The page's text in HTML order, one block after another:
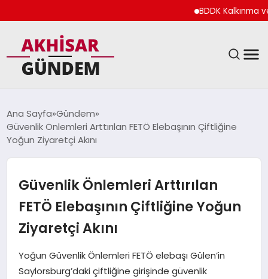
BDDK Kalkınma ve
DÜNYA
TEKNOLOJI
YAŞAM
Ana Sayfa Gündem
Güvenlik Önlemleri Arttırılan FETÖ Elebaşının Çiftliğine
Yoğun Ziyaretçi Akını
Güvenlik Önlemleri Arttırılan
FETÖ Elebaşının Çiftliğine Yoğun
Ziyaretçi Akını
Yoğun Güvenlik Önlemleri FETÖ elebaşı Gülen’in
Saylorsburg’daki çiftliğine girişinde güvenlik